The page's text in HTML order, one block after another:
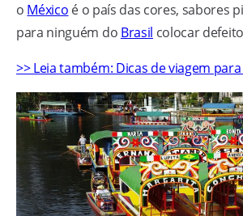
o México é o país das cores, sabores
para ninguém do Brasil colocar
>> Leia também: Dicas de viagem